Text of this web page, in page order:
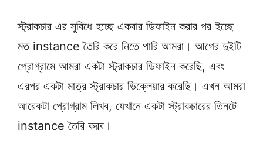
স্ট্রাকচার এর সুবিধে হচ্ছে একবার ডিফাইন করার পর ইচ্ছে
মত instance তৈরি করে নিতে পারি আমরা। আগের দুইটি
প্রোগ্রামে আমরা একটা স্ট্রাকচার ডিফাইন করেছি, এবং
এরপর একটা মাত্র স্ট্রাকচার ডিক্লেয়ার করেছি। এখন আমরা
আরেকটা প্রোগ্রাম লিখব, যেখানে একটা স্ট্রাকচারের তিনটে
instance তৈরি করব।